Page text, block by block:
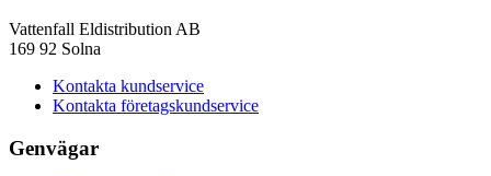
Vattenfall Eldistribution AB
169 92 Solna
Kontakta kundservice
Kontakta företagskundservice
Genvägar